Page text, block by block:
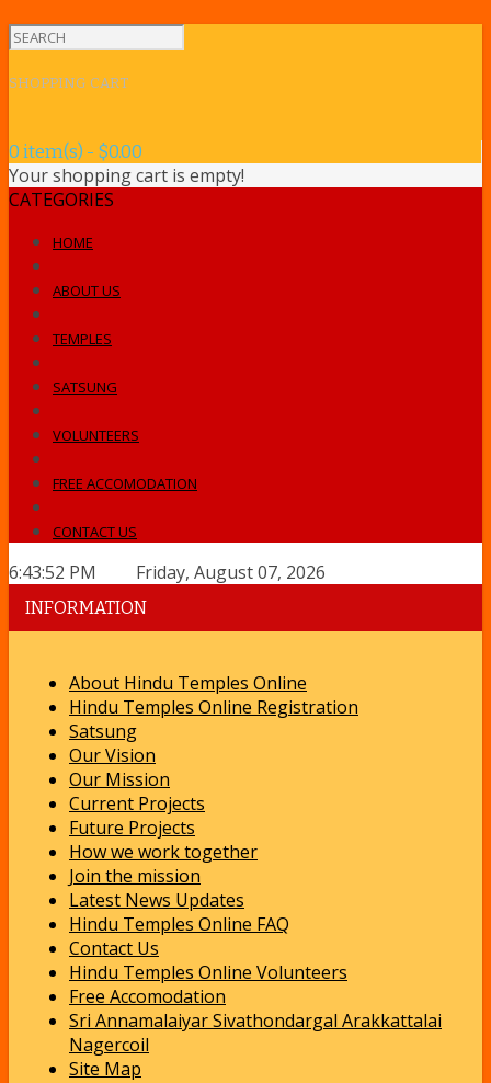
SHOPPING CART
0 item(s) - $0.00
Your shopping cart is empty!
CATEGORIES
HOME
ABOUT US
TEMPLES
SATSUNG
VOLUNTEERS
FREE ACCOMODATION
CONTACT US
6:43:53 PM Friday, August 07, 2026
INFORMATION
About Hindu Temples Online
Hindu Temples Online Registration
Satsung
Our Vision
Our Mission
Current Projects
Future Projects
How we work together
Join the mission
Latest News Updates
Hindu Temples Online FAQ
Contact Us
Hindu Temples Online Volunteers
Free Accomodation
Sri Annamalaiyar Sivathondargal Arakkattalai
Nagercoil
Site Map